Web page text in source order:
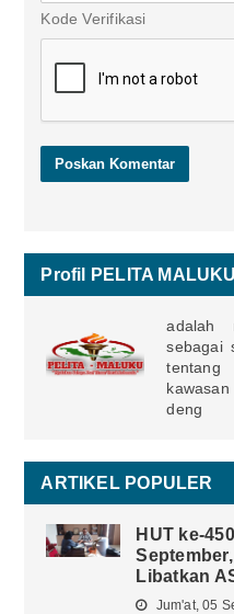
Kode Verifikasi
Profil PELITA MALUKU
adalah
sebagai
deng
ARTIKEL POPULER
HUT ke-
Libatkan
Jum'at, 05